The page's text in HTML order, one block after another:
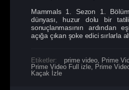
Mammals 1. Sezon 1.
dünyası, huzur dolu bir
sonuçlanmasının ardından
açığa çıkan şoke edici sırlarla
Etiketler: prime video Prime
Prime Video Full izle Prime
Kaçak İzle